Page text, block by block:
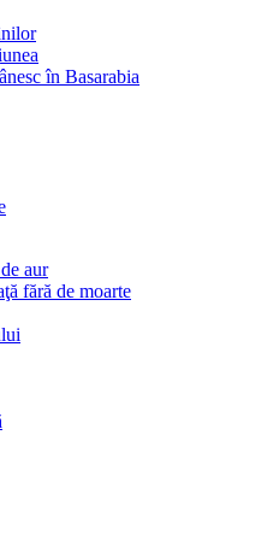
în Basarabia
aur
fără de moarte